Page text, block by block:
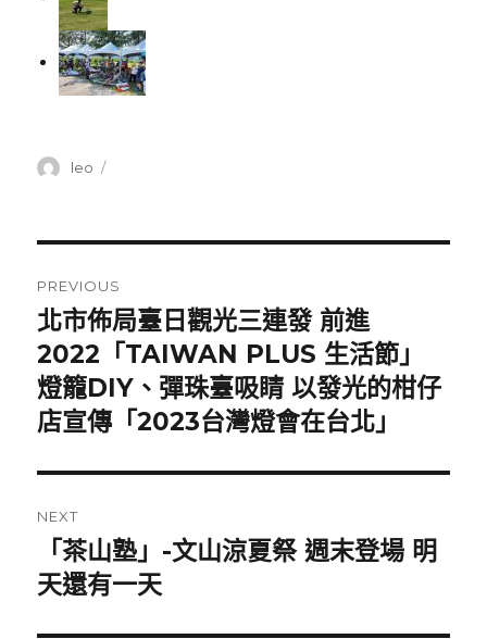
Author
leo
navigation
PREVIOUS
Previous
post:
北市佈局臺日觀光三連發 前進
2022「TAIWAN PLUS 生活節」
燈籠DIY、彈珠臺吸睛 以發光的柑仔
店宣傳「2023台灣燈會在台北」
NEXT
Next
post:
「茶山塾」-文山涼夏祭 週末登場 明
天還有一天